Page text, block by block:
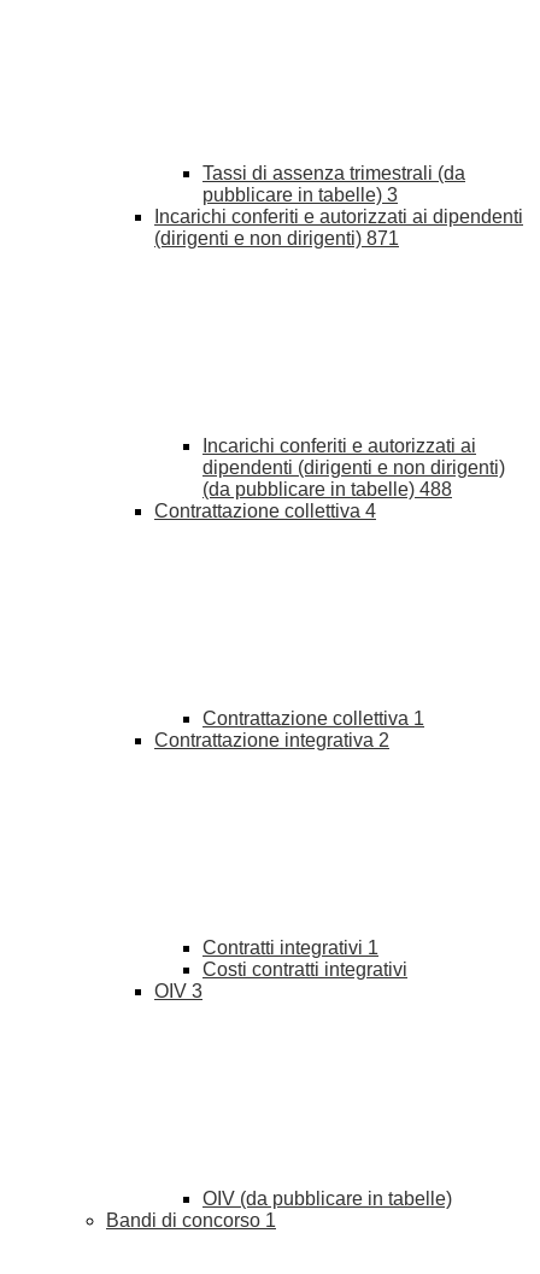
Tassi di assenza trimestrali (da
pubblicare in tabelle) 3
Incarichi conferiti e autorizzati ai dipendenti
(dirigenti e non dirigenti) 871
Incarichi conferiti e autorizzati ai
dipendenti (dirigenti e non dirigenti)
(da pubblicare in tabelle) 488
Contrattazione collettiva 4
Contrattazione collettiva 1
Contrattazione integrativa 2
Contratti integrativi 1
Costi contratti integrativi
OIV 3
OIV (da pubblicare in tabelle)
Bandi di concorso 1